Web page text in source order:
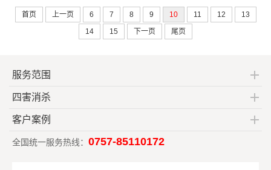
首页 上一页 6 7 8 9 10 11 12
13
14
15 下一页 尾页
服务范围
四害消杀
客户案例
全国统一服务热线： 0757-85110172